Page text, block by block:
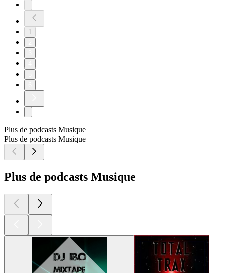
1
Plus de podcasts Musique
Plus de podcasts Musique
Plus de podcasts Musique